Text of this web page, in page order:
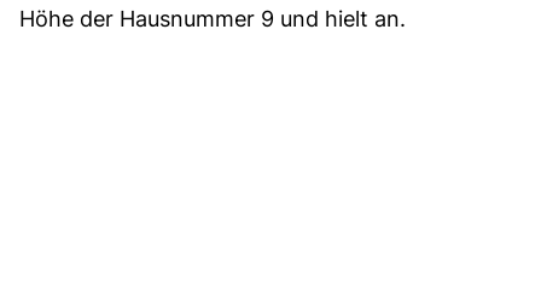
Höhe der Hausnummer 9 und hielt an.